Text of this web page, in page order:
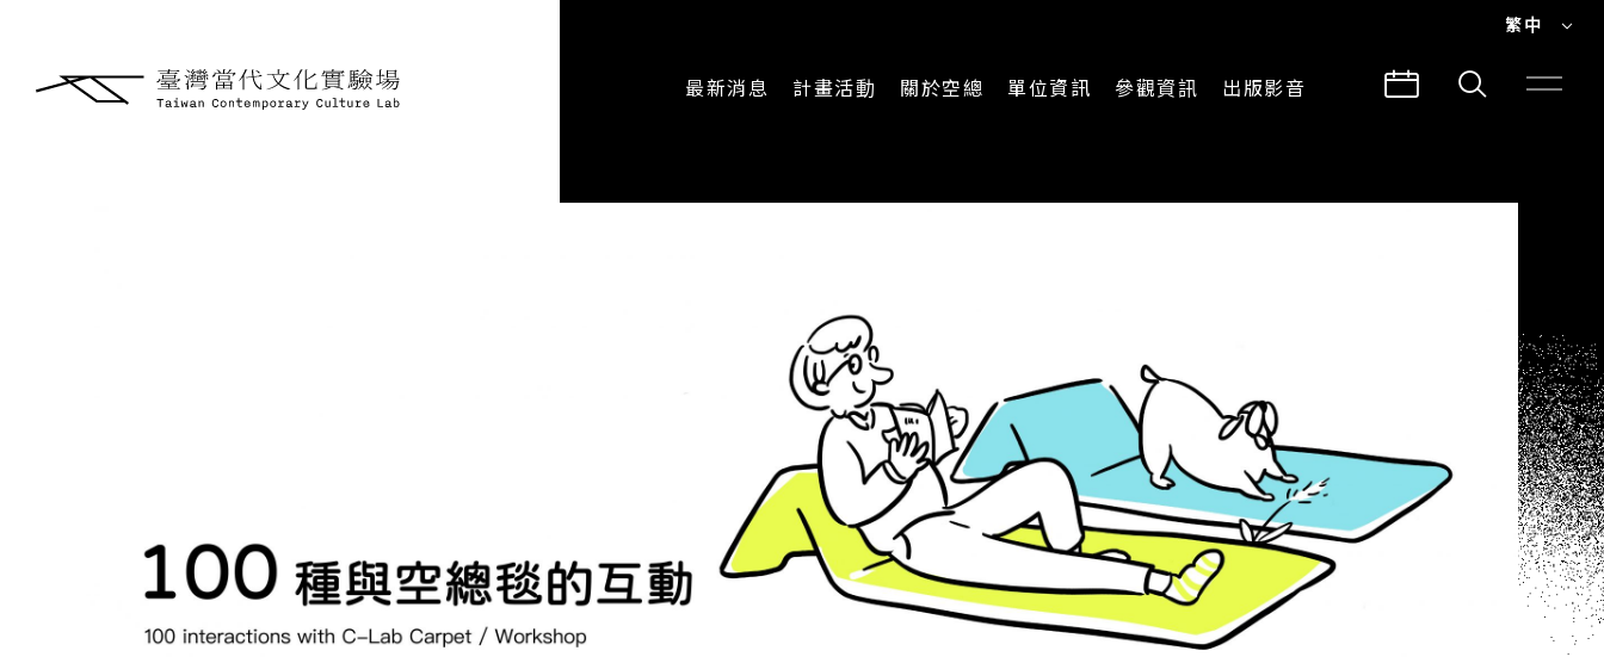
繁中
最新消息
即時新聞
計畫活動
主題計畫
關於空總
組織架構
單位資訊 參觀資訊
交通與地圖
出版影音
所有影音